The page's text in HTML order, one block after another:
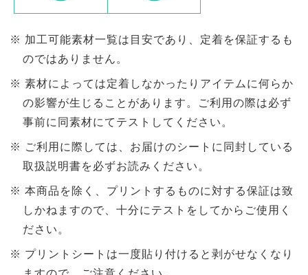
加工可能素材一覧は目安であり、定着を保証するも
のではありません。
素材によっては定着しなかったりアイテムに何らか
の影響が生じることがあります。ご利用の際は必ず
事前に同素材にてテストしてください。
ご利用に際しては、お届けのシートに同封している
取扱説明書を必ずお読みください。
本商品を除く、プリントするものに対する保証は致
しかねますので、十分にテストをしてからご使用く
ださい。
プリントシートは一度貼り付けると剥がせなくなり